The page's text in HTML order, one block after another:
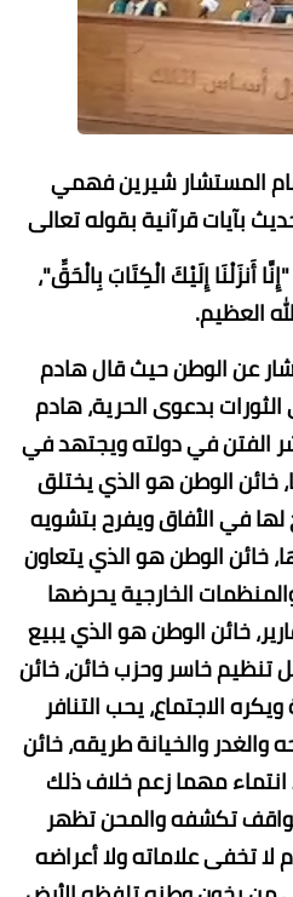
المستشار شيرين فهمي
بآيات قرآنية بقوله تعالى
أَنزَلْنَا إِلَيْكَ الْكِتَابَ بِالْحَقِّ"،
العظيم.
عن الوطن حيث قال هادم
بدعوى الحرية، هادم
الفتن في دولته ويجتهد في
خائن الوطن هو الذي يختلق
لها في الأفاق ويفرح بتشويه
خائن الوطن هو الذي يتعاون
الخارجية يحرضها
خائن الوطن هو الذي يبيع
خاسر وحزب خائن، خائن
الاجتماع، يحب التنافر
والغدر والخيانة طريقه، خائن
انتماء مهما زعم خلاف ذلك
تكشفه والمحن تظهر
لا تخفى علاماته ولا أعراضه